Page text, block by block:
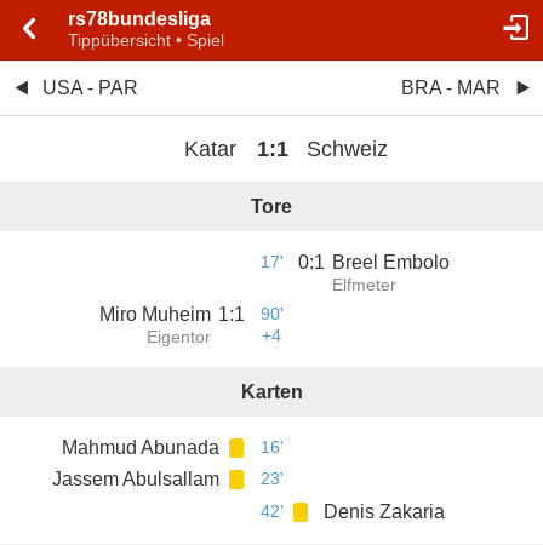
rs78bundesliga
Tippübersicht • Spiel
USA - PAR BRA - MAR
Katar 1:1 Schweiz
Tore
17' 0:1 Breel Embolo
Elfmeter
Miro Muheim
Eigentor
1:1
90'
+4
Karten
Mahmud Abunada 16'
Jassem Abulsallam
23'
42'
Denis Zakaria